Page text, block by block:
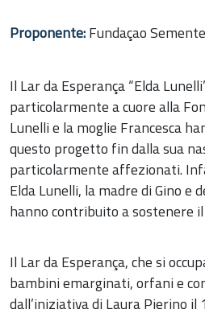
Proponente:Fundaçao
Il Lar da Esperança “Elda
particolarmente a cuore alla
Lunelli e la moglie Francesca
questo progetto fin dalla sua
particolarmente affezionati.
Elda Lunelli, la madre di Gino e
hanno contribuito a sostenere
Il Lar da Esperança, che si
bambini emarginati, orfani e
dall’iniziativa di Laura Pierino